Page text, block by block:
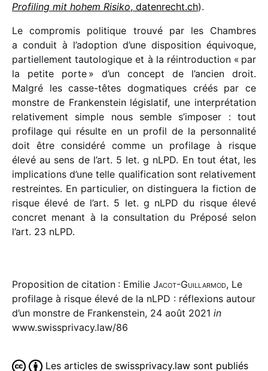
Profiling mit hohem Risiko, daten​recht​.ch).
Le compro­mis poli­tique trouvé par les Chambres
a conduit à l’adoption d’une dispo­si­tion équi­voque,
partiel­le­ment tauto­lo­gique et à la réin­tro­duc­tion « par
la petite porte » d’un concept de l’ancien droit.
Malgré les casse-têtes dogma­tiques créés par ce
monstre de Frankenstein légis­la­tif, une inter­pré­ta­tion
rela­ti­ve­ment simple nous semble s’imposer : tout
profi­lage qui résulte en un profil de la person­na­lité
doit être consi­déré comme un profi­lage à risque
élevé au sens de l’art. 5 let. g nLPD. En tout état, les
impli­ca­tions d’une telle quali­fi­ca­tion sont rela­ti­ve­ment
restreintes. En parti­cu­lier, on distin­guera la fiction de
risque élevé de l’art. 5 let. g nLPD du risque élevé
concret menant à la consul­ta­tion du Préposé selon
l’art. 23 nLPD.
Proposition de citation : Emilie Jacot-Guillarmod, Le
profilage à risque élevé de la nLPD : réflexions autour
d’un monstre de Frankenstein, 24 août 2021 in
www.swissprivacy.law/86
Les articles de swissprivacy.law sont publiés